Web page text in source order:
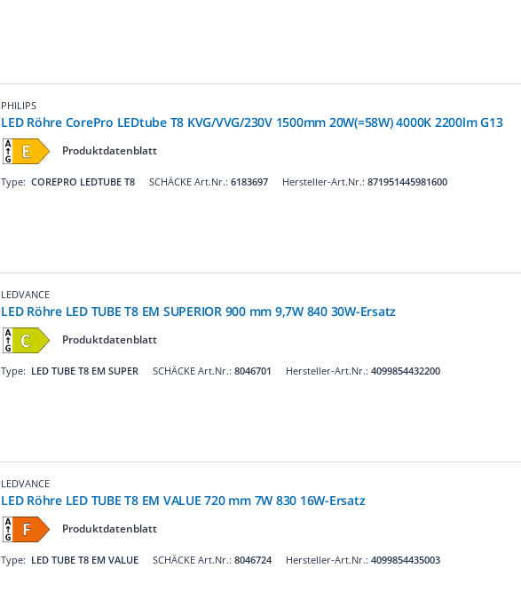
PHILIPS
LED Röhre CorePro LEDtube T8 KVG/VVG/230V 1500mm 20W(=58W) 4000K 2200lm G13
Produktdatenblatt
SCHÄCKE Art.Nr.: 6183697
Type: COREPRO LEDTUBE T8 Hersteller-Art.Nr.: 871951445981600
LEDVANCE
LED Röhre LED TUBE T8 EM SUPERIOR 900 mm 9,7W 840 30W-Ersatz
Produktdatenblatt
SCHÄCKE Art.Nr.: 8046701
Type: LED TUBE T8 EM SUPER Hersteller-Art.Nr.: 4099854432200
LEDVANCE
LED Röhre LED TUBE T8 EM VALUE 720 mm 7W 830 16W-Ersatz
Produktdatenblatt
SCHÄCKE Art.Nr.: 8046724
Type: LED TUBE T8 EM VALUE Hersteller-Art.Nr.: 4099854435003